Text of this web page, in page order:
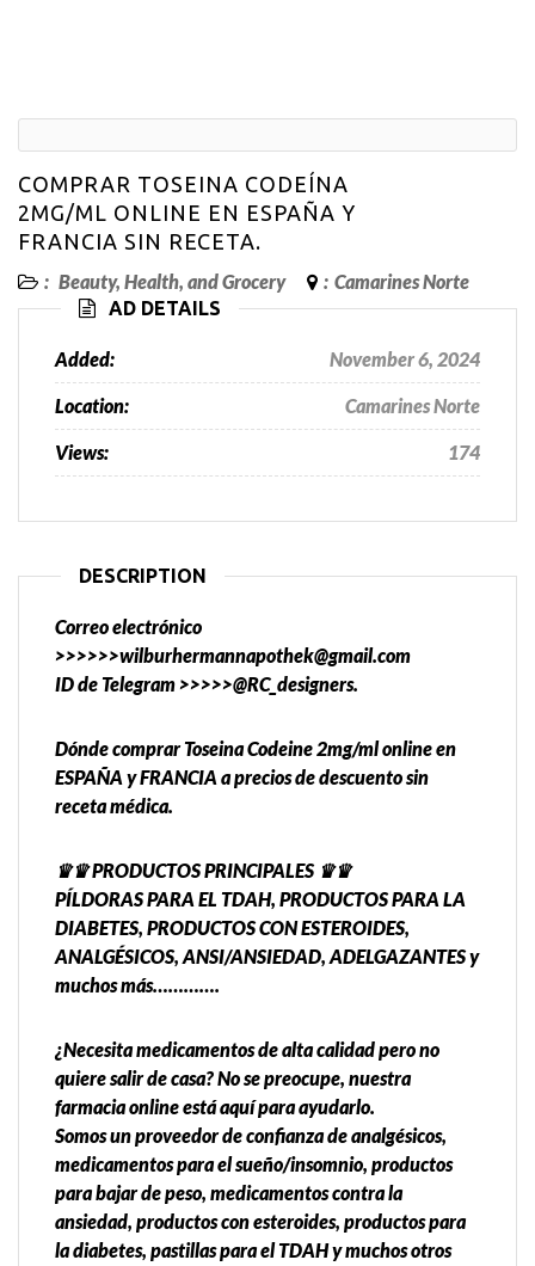
COMPRAR TOSEINA CODEÍNA
2MG/ML ONLINE EN ESPAÑA Y
FRANCIA SIN RECETA.
: Beauty, Health, and Grocery : Camarines Norte
AD DETAILS
Added: November 6, 2024
Location: Camarines Norte
Views: 174
DESCRIPTION
Correo electrónico
>>>>>>wilburhermannapothek@gmail.com
ID de Telegram >>>>>@RC_designers.
Dónde comprar Toseina Codeine 2mg/ml online en
ESPAÑA y FRANCIA a precios de descuento sin
receta médica.
♛♛ PRODUCTOS PRINCIPALES ♛♛
PÍLDORAS PARA EL TDAH, PRODUCTOS PARA LA
DIABETES, PRODUCTOS CON ESTEROIDES,
ANALGÉSICOS, ANSI/ANSIEDAD, ADELGAZANTES y
muchos más………….
¿Necesita medicamentos de alta calidad pero no
quiere salir de casa? No se preocupe, nuestra
farmacia online está aquí para ayudarlo.
Somos un proveedor de confianza de analgésicos,
medicamentos para el sueño/insomnio, productos
para bajar de peso, medicamentos contra la
ansiedad, productos con esteroides, productos para
la diabetes, pastillas para el TDAH y muchos otros